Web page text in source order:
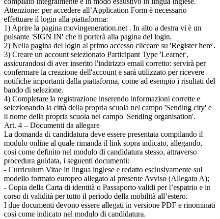
Attenzione: per accedere all’Application Form è necessario
effettuare il login alla piattaforma:
1) Aprire la pagina movingeneration.net . In alto a destra vi è un
pulsante 'SIGN IN' che ti porterà alla pagina del login.
2) Nella pagina del login al primo accesso cliccare su 'Register here'.
3) Creare un account selezionato Participant Type 'Learner',
assicurandosi di aver inserito l'indirizzo email corretto: servirà per
confermare la creazione dell'account e sarà utilizzato per ricevere
notifiche importanti dalla piattaforma, come ad esempio i risultati del
bando di selezione.
4) Completare la registrazione inserendo informazioni corrette e
selezionando la città della propria scuola nel campo 'Sending city' e
il nome della propria scuola nel campo 'Sending organisation'.
Art. 4 – Documenti da allegare
La domanda di candidatura deve essere presentata compilando il
modulo online al quale rimanda il link sopra indicato, allegando,
così come definito nel modulo di candidatura stesso, attraverso
procedura guidata, i seguenti documenti:
- Curriculum Vitae in lingua inglese e redatto esclusivamente sul
modello formato europeo allegato al presente Avviso (Allegato A);
- Copia della Carta di identità o Passaporto validi per l’espatrio e in
corso di validità per tutto il periodo della mobilità all’estero.
I due documenti devono essere allegati in versione PDF e rinominati
così come indicato nel modulo di candidatura.